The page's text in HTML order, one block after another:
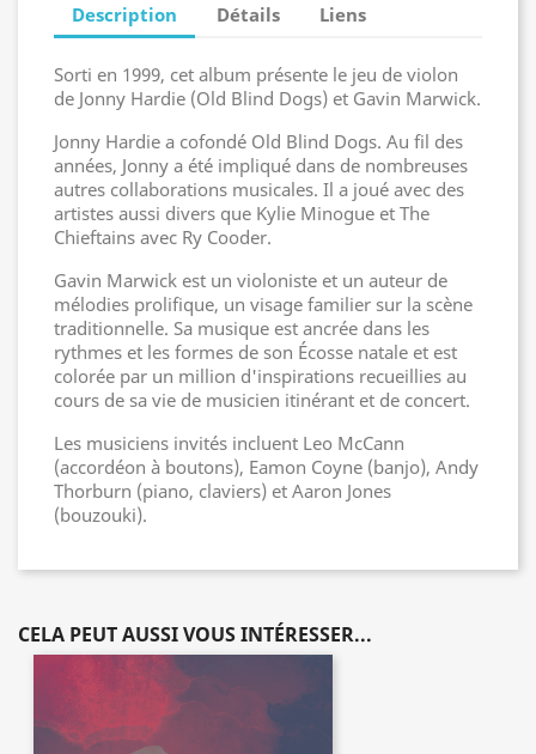
Description Détails Liens
Sorti en 1999, cet album présente le jeu de violon
de Jonny Hardie (Old Blind Dogs) et Gavin Marwick.
Jonny Hardie a cofondé Old Blind Dogs. Au fil des
années, Jonny a été impliqué dans de nombreuses
autres collaborations musicales. Il a joué avec des
artistes aussi divers que Kylie Minogue et The
Chieftains avec Ry Cooder.
Gavin Marwick est un violoniste et un auteur de
mélodies prolifique, un visage familier sur la scène
traditionnelle. Sa musique est ancrée dans les
rythmes et les formes de son Écosse natale et est
colorée par un million d'inspirations recueillies au
cours de sa vie de musicien itinérant et de concert.
Les musiciens invités incluent Leo McCann
(accordéon à boutons), Eamon Coyne (banjo), Andy
Thorburn (piano, claviers) et Aaron Jones
(bouzouki).
CELA PEUT AUSSI VOUS INTÉRESSER...